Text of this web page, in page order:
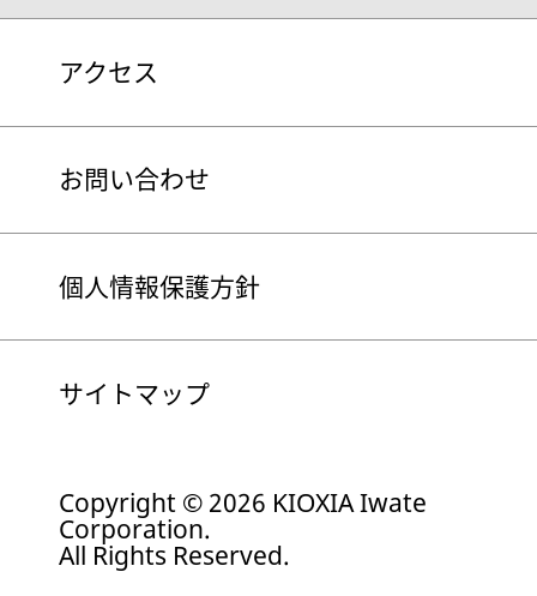
アクセス
お問い合わせ
個人情報保護方針
サイトマップ
Copyright © 2026 KIOXIA Iwate
Corporation.
All Rights Reserved.